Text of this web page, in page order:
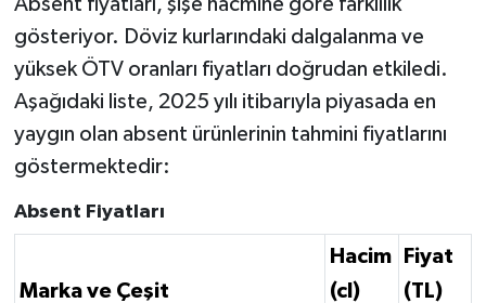
Absent fiyatları, şişe hacmine göre farklılık
gösteriyor. Döviz kurlarındaki dalgalanma ve
yüksek ÖTV oranları fiyatları doğrudan etkiledi.
Aşağıdaki liste, 2025 yılı itibarıyla piyasada en
yaygın olan absent ürünlerinin tahmini fiyatlarını
göstermektedir:
Absent Fiyatları
Marka ve Çeşit
Hacim
(cl)
Fiyat
(TL)